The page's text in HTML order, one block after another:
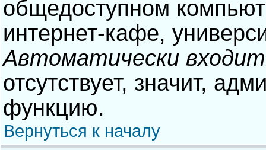
общедоступном
интернет-кафе,
Автоматически
отсутствует, значит,
функцию.
Вернуться к началу